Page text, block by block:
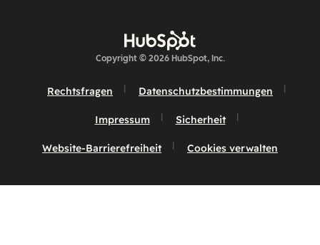
Copyright © 2026 HubSpot, Inc.
Rechtsfragen Datenschutzbestimmungen
Impressum Sicherheit
Website-Barrierefreiheit Cookies verwalten